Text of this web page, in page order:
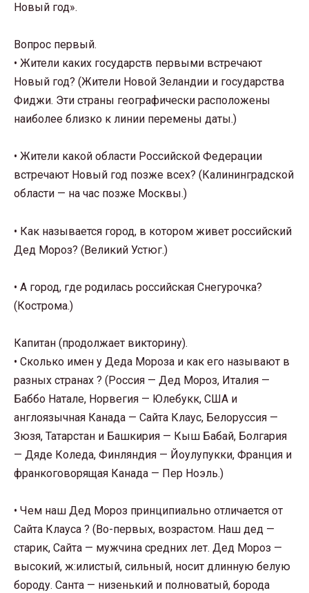
Новый год».
Вопрос первый.
• Жители каких государств первыми встречают
Новый год? (Жители Новой Зеландии и государства
Фиджи. Эти страны географически расположены
наиболее близко к линии перемены даты.)
• Жители какой области Российской Федерации
встречают Новый год позже всех? (Калининградской
области — на час позже Москвы.)
• Как называется город, в котором живет российский
Дед Мороз? (Великий Устюг.)
• А город, где родилась российская Снегурочка?
(Кострома.)
Капитан (продолжает викторину).
• Сколько имен у Деда Мороза и как его называют в
разных странах ? (Россия — Дед Мороз, Италия —
Баббо Натале, Норвегия — Юлебукк, США и
англоязычная Канада — Сайта Клаус, Белоруссия —
Зюзя, Татарстан и Башкирия — Кыш Бабай, Болгария
— Дяде Коледа, Финляндия — Йоулупукки, Франция и
франкоговорящая Канада — Пер Ноэль.)
• Чем наш Дед Мороз принципиально отличается от
Сайта Клауса ? (Во-первых, возрастом. Наш дед —
старик, Сайта — мужчина средних лет. Дед Мороз —
высокий, ж:илистый, сильный, носит длинную белую
бороду. Санта — низенький и полноватый, борода